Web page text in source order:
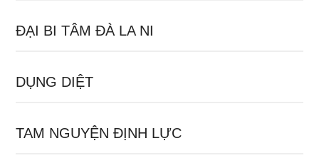
ĐẠI BI TÂM ĐÀ LA NI
DỤNG DIỆT
TAM NGUYỆN ĐỊNH LỰC